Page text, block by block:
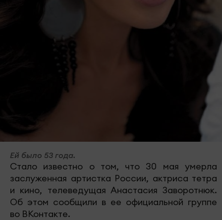
Ей было 53 года.
Стало известно о том, что 30 мая умерла
заслуженная артистка России, актриса тетра
и кино, телеведущая Анастасия Заворотнюк.
Об этом сообщили в ее официальной группе
во ВКонтакте.